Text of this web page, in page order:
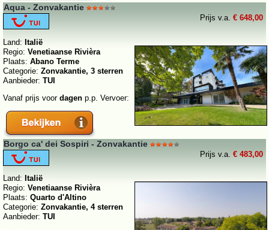
Aqua - Zonvakantie
Prijs v.a. € 648,00
Land: Italië
Regio: Venetiaanse Rivièra
Plaats: Abano Terme
Categorie: Zonvakantie, 3 sterren
Aanbieder: TUI
Vanaf prijs voor dagen p.p. Vervoer:
Borgo ca' dei Sospiri - Zonvakantie
Prijs v.a. € 483,00
Land: Italië
Regio: Venetiaanse Rivièra
Plaats: Quarto d'Altino
Categorie: Zonvakantie, 4 sterren
Aanbieder: TUI